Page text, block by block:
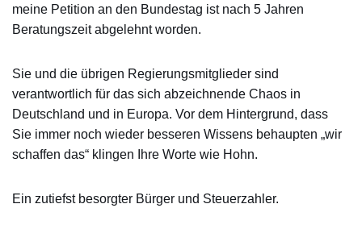
meine Petition an den Bundestag ist nach 5 Jahren
Beratungszeit abgelehnt worden.
Sie und die übrigen Regierungsmitglieder sind
verantwortlich für das sich abzeichnende Chaos in
Deutschland und in Europa. Vor dem Hintergrund, dass
Sie immer noch wieder besseren Wissens behaupten „wir
schaffen das“ klingen Ihre Worte wie Hohn.
Ein zutiefst besorgter Bürger und Steuerzahler.